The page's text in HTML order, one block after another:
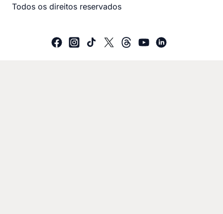
Todos os direitos reservados